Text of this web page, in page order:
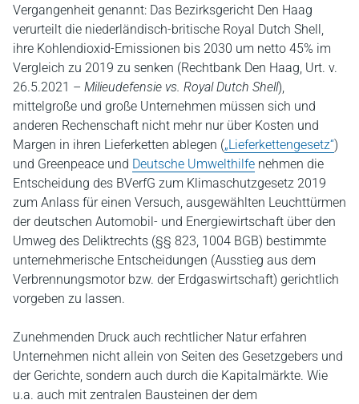
Vergangenheit genannt: Das Bezirksgericht Den Haag
verurteilt die niederländisch-britische Royal Dutch Shell,
ihre Kohlendioxid-Emissionen bis 2030 um netto 45% im
Vergleich zu 2019 zu senken (Rechtbank Den Haag, Urt. v.
26.5.2021 – Milieudefensie vs. Royal Dutch Shell),
mittelgroße und große Unternehmen müssen sich und
anderen Rechenschaft nicht mehr nur über Kosten und
Margen in ihren Lieferketten ablegen („Lieferkettengesetz“)
und Greenpeace und Deutsche Umwelthilfe nehmen die
Entscheidung des BVerfG zum Klimaschutzgesetz 2019
zum Anlass für einen Versuch, ausgewählten Leuchttürmen
der deutschen Automobil- und Energiewirtschaft über den
Umweg des Deliktrechts (§§ 823, 1004 BGB) bestimmte
unternehmerische Entscheidungen (Ausstieg aus dem
Verbrennungsmotor bzw. der Erdgaswirtschaft) gerichtlich
vorgeben zu lassen.
Zunehmenden Druck auch rechtlicher Natur erfahren
Unternehmen nicht allein von Seiten des Gesetzgebers und
der Gerichte, sondern auch durch die Kapitalmärkte. Wie
u.a. auch mit zentralen Bausteinen der dem